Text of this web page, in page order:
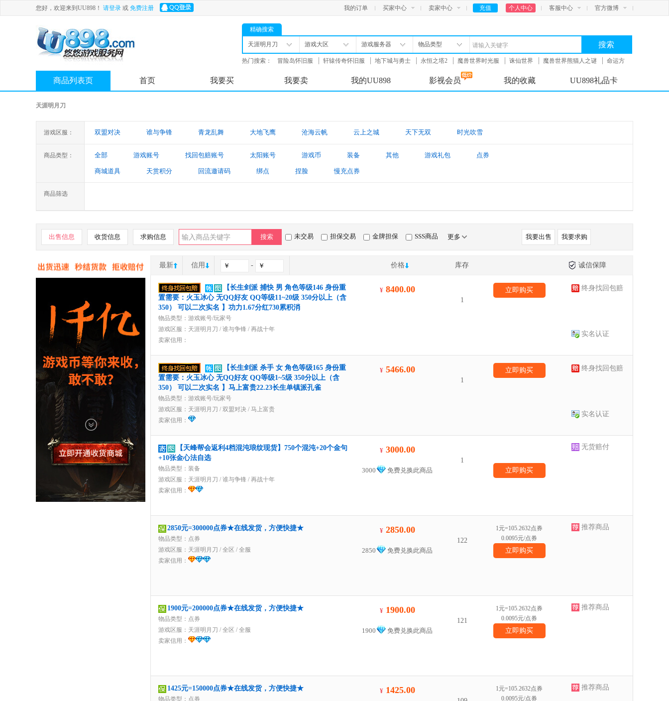
您好，欢迎来到UU898！ 请登录 或 免费注册 我的订单 买家中心 卖家中心 充值 个人中心 客服中心 官方微博
精确搜索
天涯明月刀 游戏大区 游戏服务器 物品类型 搜索
热门搜索： 冒险岛怀旧服 轩辕传奇怀旧服 地下城与勇士 永恒之塔2 魔兽世界时光服 诛仙世界 魔兽世界熊猫人之谜
命运方
商品列表页 首页 我要买 我要卖 我的UU898 影视会员 我的收藏 UU898礼品卡
天涯明月刀
游戏区服： 双盟对决 谁与争锋 青龙乱舞 大地飞鹰 沧海云帆 云上之城 天下无双 时光吹雪
商品类型： 全部 游戏账号 找回包赔账号 太阳账号 游戏币 装备 其他 游戏礼包 点券
商城道具 天赏积分 回流邀请码 绑点 捏脸 慢充点券
商品筛选
我要出售 我要求购
出售信息 收货信息 求购信息 搜索 未交易 担保交易 金牌担保 SSS商品 更多
最新 信用 - 价格 库存 诚信保障
【长生剑派 捕快 男 角色等级146 身份重
置需要：火玉冰心 无QQ好友 QQ等级11~20级 350分以上（含
350） 可以二次实名 】功力1.67分红730累积消
物品类型：游戏账号/玩家号
游戏区服： 天涯明月刀 / 谁与争锋 / 再战十年
卖家信用：
¥8400.00
1
立即购买 终身找回包赔
实名认证
【长生剑派 杀手 女 角色等级165 身份重
置需要：火玉冰心 无QQ好友 QQ等级1~5级 350分以上（含
350） 可以二次实名 】马上富贵22.23长生单镇派孔雀
物品类型：游戏账号/玩家号
游戏区服： 天涯明月刀 / 双盟对决 / 马上富贵
卖家信用：
¥5466.00
1
立即购买 终身找回包赔
实名认证
【天峰帮会返利4档混沌琅纹现货】750个混沌+20个金句
+10张金心法自选
物品类型：装备
游戏区服： 天涯明月刀 / 谁与争锋 / 再战十年
卖家信用：
¥3000.00
3000 免费兑换此商品
1
立即购买
无货赔付
2850元=300000点券★在线发货，方便快捷★
物品类型：点券
游戏区服： 天涯明月刀 / 全区 / 全服
卖家信用：
¥2850.00
2850 免费兑换此商品
122
1元=105.2632点券
0.0095元/点券
立即购买
推荐商品
1900元=200000点券★在线发货，方便快捷★
物品类型：点券
游戏区服： 天涯明月刀 / 全区 / 全服
卖家信用：
¥1900.00
1900 免费兑换此商品
121
1元=105.2632点券
0.0095元/点券
立即购买
推荐商品
1425元=150000点券★在线发货，方便快捷★
物品类型：点券
¥1425.00
1元=105.2632点券
0.0095元/点券
推荐商品